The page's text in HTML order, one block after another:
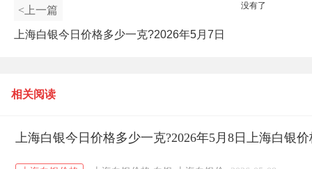
<上一篇
上海白银今日价格多少一克?2026年5月7日
没有了
相关阅读
上海白银今日价格多少一克?2026年5月8日上海白银